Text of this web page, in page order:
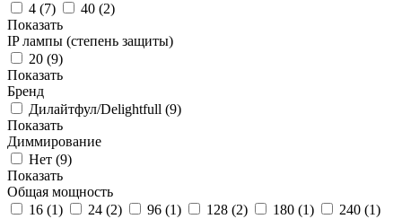
4 (7) 40 (2)
Показать
IP лампы (степень защиты)
20 (9)
Показать
Бренд
Дилайтфул/Delightfull (9)
Показать
Диммирование
Нет (9)
Показать
Общая мощность
16 (1) 24 (2) 96 (1) 128 (2) 180 (1) 240 (1)